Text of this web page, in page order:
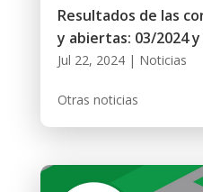
Resultados de las
y abiertas: 03/2024 y
Jul 22, 2024| Noticias
Otras noticias